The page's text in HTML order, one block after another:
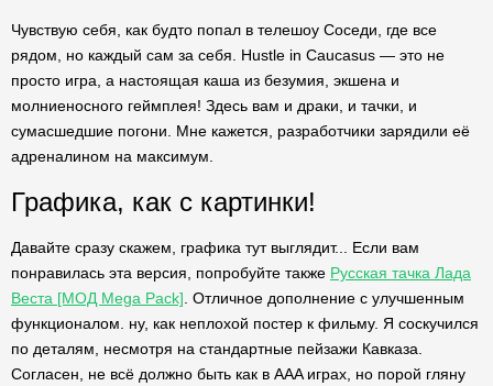
Чувствую себя, как будто попал в телешоу Соседи, где все
рядом, но каждый сам за себя. Hustle in Caucasus — это не
просто игра, а настоящая каша из безумия, экшена и
молниеносного геймплея! Здесь вам и драки, и тачки, и
сумасшедшие погони. Мне кажется, разработчики зарядили её
адреналином на максимум.
Графика, как с картинки!
Давайте сразу скажем, графика тут выглядит... Если вам
понравилась эта версия, попробуйте также Русская тачка Лада
Веста [МОД Mega Pack] . Отличное дополнение с улучшенным
функционалом. ну, как неплохой постер к фильму. Я соскучился
по деталям, несмотря на стандартные пейзажи Кавказа.
Согласен, не всё должно быть как в AAA играх, но порой гляну